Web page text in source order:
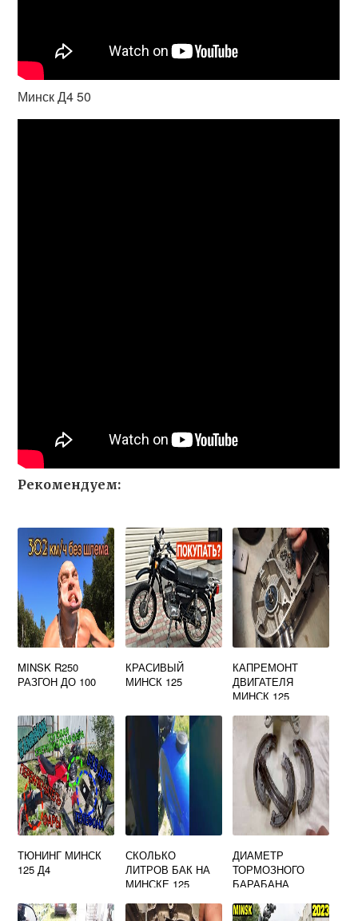
Минск Д4 50
Рекомендуем:
MINSK R250
РАЗГОН ДО 100
КРАСИВЫЙ
МИНСК 125
КАПРЕМОНТ
ДВИГАТЕЛЯ
МИНСК 125
ТЮНИНГ МИНСК
125 Д4
СКОЛЬКО
ЛИТРОВ БАК НА
МИНСКЕ 125
ДИАМЕТР
ТОРМОЗНОГО
БАРАБАНА
МИНСК